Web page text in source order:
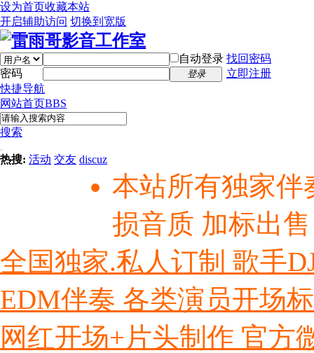
设为首页收藏本站
开启辅助访问 切换到宽版
自动登录 找回密码
密码
登录
立即注册
快捷导航
网站首页BBS
搜索
热搜: 活动 交友 discuz
本站所有独家伴
损音质 加标出
全国独家.私人订制 歌手
EDM伴奏 各类演员开场
网红开场+片头制作 官方